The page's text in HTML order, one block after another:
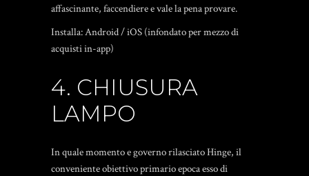
affascinante, faccendiere e vale la pena provare.
Installa: Android / iOS (infondato per mezzo di
acquisti in-app)
4. CHIUSURA
LAMPO
In quale momento e governo rilasciato Hinge, il
conveniente obiettivo primario epoca esso di